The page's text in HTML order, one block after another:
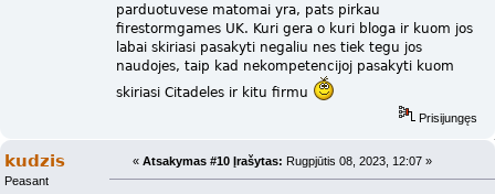
parduotuvese matomai yra, pats pirkau
firestormgames UK. Kuri gera o kuri bloga ir kuom jos
labai skiriasi pasakyti negaliu nes tiek tegu jos
naudojes, taip kad nekompetencijoj pasakyti kuom
skiriasi Citadeles ir kitu firmu
Prisijungęs
kudzis
Peasant
« Atsakymas #10 Įrašytas: Rugpjūtis 08, 2023, 12:07 »